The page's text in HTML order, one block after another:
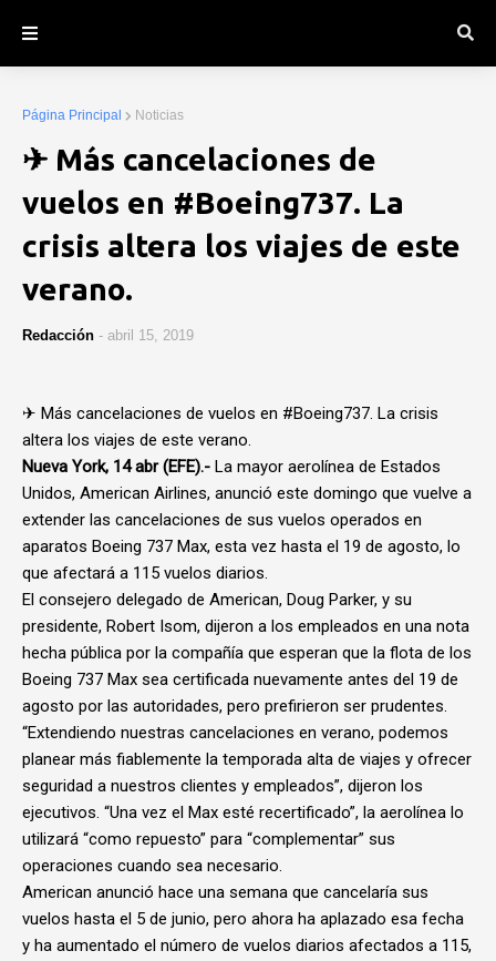
Página Principal Noticias
✈ Más cancelaciones de
vuelos en #Boeing737. La
crisis altera los viajes de este
verano.
Redacción - abril 15, 2019
✈ Más cancelaciones de vuelos en #Boeing737. La crisis
altera los viajes de este verano.
Nueva York, 14 abr (EFE).- La mayor aerolínea de Estados
Unidos, American Airlines, anunció este domingo que vuelve a
extender las cancelaciones de sus vuelos operados en
aparatos Boeing 737 Max, esta vez hasta el 19 de agosto, lo
que afectará a 115 vuelos diarios.
El consejero delegado de American, Doug Parker, y su
presidente, Robert Isom, dijeron a los empleados en una nota
hecha pública por la compañía que esperan que la flota de los
Boeing 737 Max sea certificada nuevamente antes del 19 de
agosto por las autoridades, pero prefirieron ser prudentes.
“Extendiendo nuestras cancelaciones en verano, podemos
planear más fiablemente la temporada alta de viajes y ofrecer
seguridad a nuestros clientes y empleados”, dijeron los
ejecutivos. “Una vez el Max esté recertificado”, la aerolínea lo
utilizará “como repuesto” para “complementar” sus
operaciones cuando sea necesario.
American anunció hace una semana que cancelaría sus
vuelos hasta el 5 de junio, pero ahora ha aplazado esa fecha
y ha aumentado el número de vuelos diarios afectados a 115,